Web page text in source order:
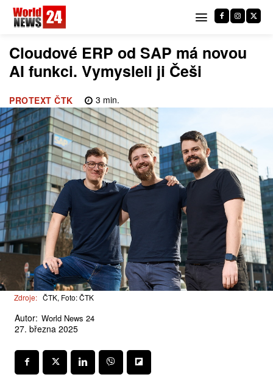
Cloudové ERP od SAP má novou
AI funkci. Vymysleli ji Češi
PROTEXT ČTK 3 min.
Zdroje: ČTK, Foto: ČTK
Autor: World News 24
27. března 2025